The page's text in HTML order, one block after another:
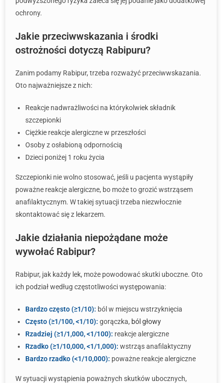
ochrony.
Jakie przeciwwskazania i środki
ostrożności dotyczą Rabipuru?
Zanim podamy Rabipur, trzeba rozważyć przeciwwskazania.
Oto najważniejsze z nich:
Reakcje nadwrażliwości na którykolwiek składnik
szczepionki
Ciężkie reakcje alergiczne w przeszłości
Osoby z osłabioną odpornością
Dzieci poniżej 1 roku życia
Szczepionki nie wolno stosować, jeśli u pacjenta wystąpiły
poważne reakcje alergiczne, bo może to grozić wstrząsem
anafilaktycznym. W takiej sytuacji trzeba niezwłocznie
skontaktować się z lekarzem.
Jakie działania niepożądane może
wywołać Rabipur?
Rabipur, jak każdy lek, może powodować skutki uboczne. Oto
ich podział według częstotliwości występowania:
Bardzo często (≥1/10): ból w miejscu wstrzyknięcia
Często (≥1/100, <1/10): gorączka, ból głowy
Rzadziej (≥1/1,000, <1/100): reakcje alergiczne
Rzadko (≥1/10,000, <1/1,000): wstrząs anafilaktyczny
Bardzo rzadko (<1/10,000): poważne reakcje alergiczne
W sytuacji wystąpienia poważnych skutków ubocznych,